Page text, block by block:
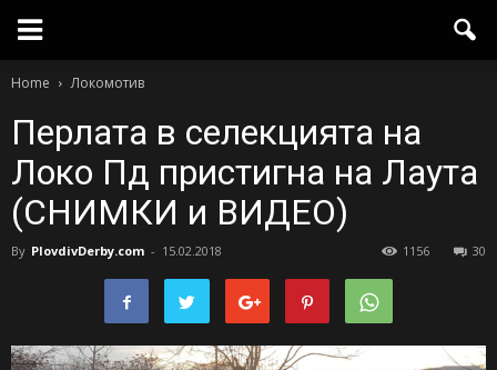
Home Локомотив
Перлата в селекцията на
Локо Пд пристигна на Лаута
(СНИМКИ и ВИДЕО)
By PlovdivDerby.com - 15.02.2018 30
1156